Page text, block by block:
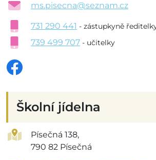
ms.pisecna@seznam.cz
731 290 441 - zástupkyně
739 499 707 - učitelky
Školní jídelna
Písečná 138,
790 82 Písečná